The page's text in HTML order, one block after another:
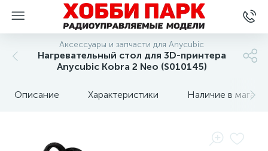
Аксессуары и запчасти для Anycubic
Нагревательный стол для 3D-принтера
Anycubic Kobra 2 Neo (S010145)
Описание Характеристики Наличие в